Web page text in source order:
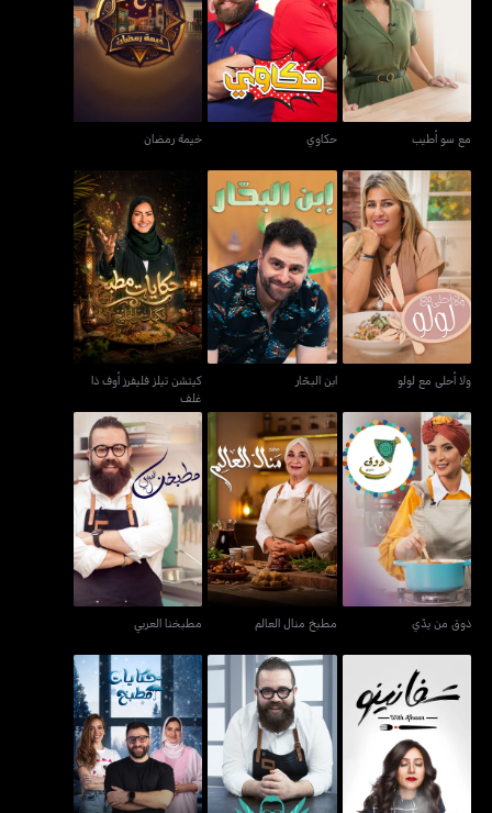
مع سو أطيب
مع سو أطيب
حكاوي
حكاوي
خيمة رمضان
خيمة رمضان
ولا أحلى مع لولو
ولا أحلى مع لولو
ابن البحّار
ابن البحّار
كيتشن تيلز فليفرز أوف ذا
غلف
كيتشن تيلز فليفرز أوف ذا
غلف
ذوق من يدّي
ذوق من يدّي
مطبخ منال العالم
مطبخ منال العالم
مطبخنا العربي
مطبخنا العربي
تفانينو شو بيحب الأورف
حكايات مطبخ: إصدار
الشتاء